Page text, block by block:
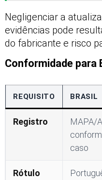
Negligenciar a
evidências pode
do fabricante e risco
Conformidade para
REQUISITO BRASIL
Registro
MAPA/
caso
Rótulo